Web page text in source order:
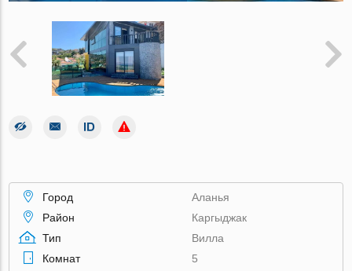
Город
Аланья
Район
Каргыджак
Тип
Вилла
Комнат
5